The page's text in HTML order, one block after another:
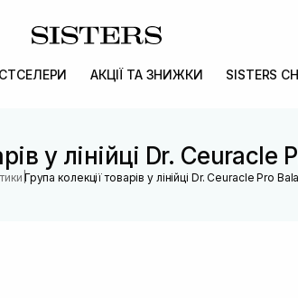
АКЦІЇ ТА ЗНИЖКИ SISTERS
у лінійці Dr. Ceuracle
|Група колекції товарів у лінійці Dr. Ceuracle Pro